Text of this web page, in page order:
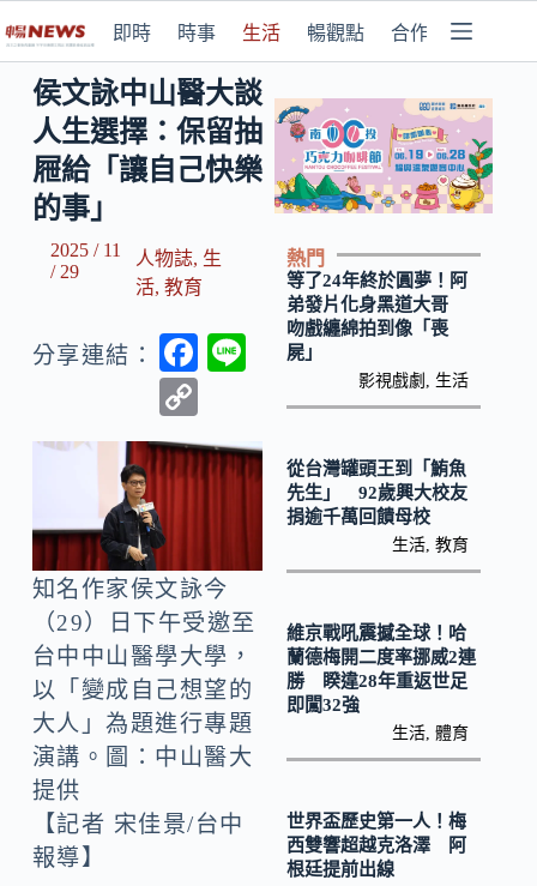
即時 時事 生活 暢觀點 合作媒體
侯文詠中山醫大談
人生選擇：保留抽
屜給「讓自己快樂
的事」
2025 / 11
/ 29
人物誌, 生
活, 教育
分享連結：
F
b
k
o
p
n
k
知名作家侯文詠今
（29）日下午受邀至
台中中山醫學大學，
以「變成自己想望的
大人」為題進行專題
演講。圖：中山醫大
提供
【記者 宋佳景/台中
報導】
熱門
等了24年終於圓夢！阿
弟發片化身黑道大哥
吻戲纏綿拍到像「喪
屍」
影視戲劇 生活
從台灣罐頭王到「鮪魚
先生」 92歲興大校友
捐逾千萬回饋母校
生活 ,教育
維京戰吼震撼全球！哈
蘭德梅開二度率挪威2連
勝 睽違28年重返世足
即闖32強
生活 ,體育
世界盃歷史第一人！梅
西雙響超越克洛澤 阿
根廷提前出線